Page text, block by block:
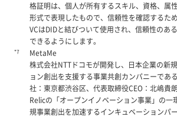
格証明は、個人が所有するスキル、資格、属
形式で表現したもので、信頼性を確認するた
VCはDIDと結びついて使用され、信頼性のあ
できるようにします。
*7
MetaMe
株式会社NTTドコモが開発し、日本企業の新
ョン創出を支援する事業共創カンパニーであ
社：東京都渋谷区、代表取締役CEO：北嶋貴
Relicの「オープンイノベーション事業」の一
規事業創出を加速するインキュベーションパ